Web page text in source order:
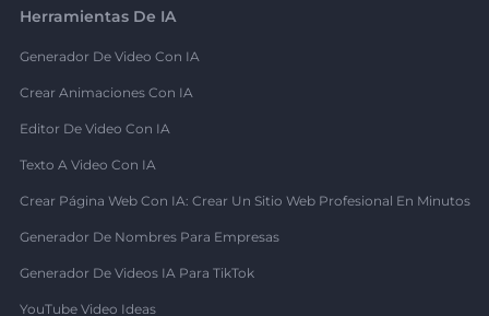
Herramientas De IA
Generador De Video Con IA
Crear Animaciones Con IA
Editor De Video Con IA
Texto A Video Con IA
Crear Página Web Con IA: Crear Un Sitio Web Profesional En Minutos
Generador De Nombres Para Empresas
Generador De Videos IA Para TikTok
YouTube Video Ideas